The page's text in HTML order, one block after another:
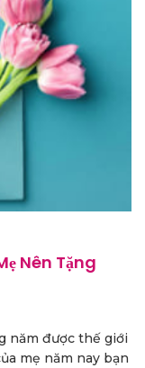
Nên Tặng
năm được thế giới
mẹ năm nay bạn